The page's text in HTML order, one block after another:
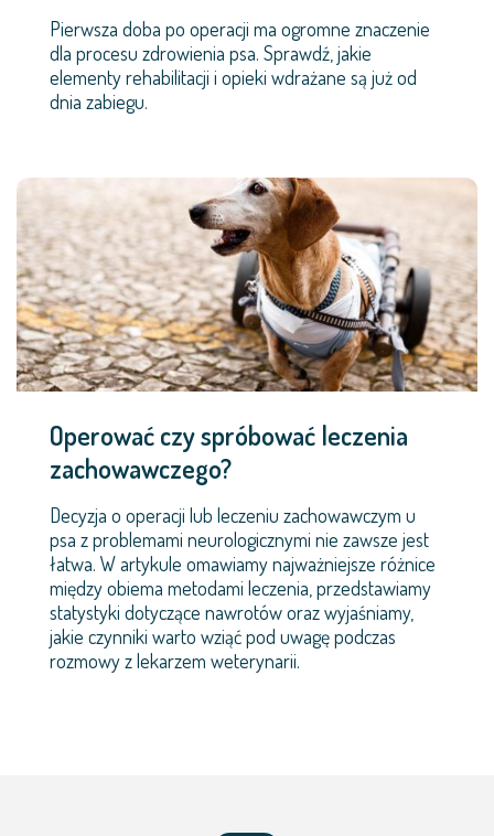
Pierwsza doba po operacji ma ogromne znaczenie
dla procesu zdrowienia psa. Sprawdź, jakie
elementy rehabilitacji i opieki wdrażane są już od
dnia zabiegu.
Operować czy spróbować leczenia
zachowawczego?
Decyzja o operacji lub leczeniu zachowawczym u
psa z problemami neurologicznymi nie zawsze jest
łatwa. W artykule omawiamy najważniejsze różnice
między obiema metodami leczenia, przedstawiamy
statystyki dotyczące nawrotów oraz wyjaśniamy,
jakie czynniki warto wziąć pod uwagę podczas
rozmowy z lekarzem weterynarii.